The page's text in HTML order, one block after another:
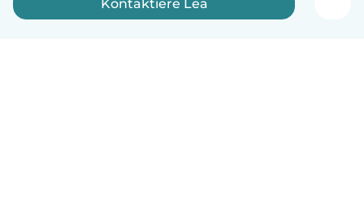
Kontaktiere Lea